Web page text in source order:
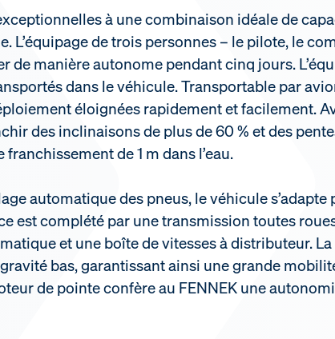
à une combinaison idéale de
de trois personnes – le pilote, le
manière autonome pendant cinq jours.
dans le véhicule. Transportable par
éloignées rapidement et facilement.
des inclinaisons de plus de 60 % et des
de 1 m dans l’eau.
automatique des pneus, le véhicule
est complété par une transmission toutes
et une boîte de vitesses à distributeur.
bas, garantissant ainsi une grande
de pointe confère au FENNEK une